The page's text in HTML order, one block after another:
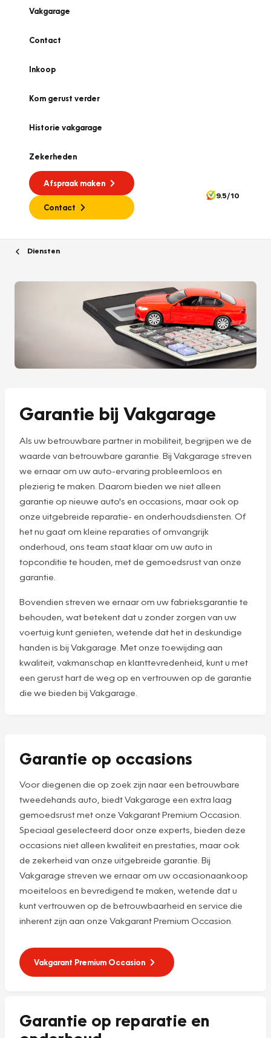
Vakgarage
Contact
Inkoop
Kom gerust verder
Historie vakgarage
Zekerheden
Afspraak maken
Contact
9.5/10
Diensten
Garantie bij Vakgarage
Als uw betrouwbare partner in mobiliteit, begrijpen we de
waarde van betrouwbare garantie. Bij Vakgarage streven
we ernaar om uw auto-ervaring probleemloos en
plezierig te maken. Daarom bieden we niet alleen
garantie op nieuwe auto's en occasions, maar ook op
onze uitgebreide reparatie- en onderhoudsdiensten. Of
het nu gaat om kleine reparaties of omvangrijk
onderhoud, ons team staat klaar om uw auto in
topconditie te houden, met de gemoedsrust van onze
garantie.
Bovendien streven we ernaar om uw fabrieksgarantie te
behouden, wat betekent dat u zonder zorgen van uw
voertuig kunt genieten, wetende dat het in deskundige
handen is bij Vakgarage. Met onze toewijding aan
kwaliteit, vakmanschap en klanttevredenheid, kunt u met
een gerust hart de weg op en vertrouwen op de garantie
die we bieden bij Vakgarage.
Garantie op occasions
Voor diegenen die op zoek zijn naar een betrouwbare
tweedehands auto, biedt Vakgarage een extra laag
gemoedsrust met onze Vakgarant Premium Occasion.
Speciaal geselecteerd door onze experts, bieden deze
occasions niet alleen kwaliteit en prestaties, maar ook
de zekerheid van onze uitgebreide garantie. Bij
Vakgarage streven we ernaar om uw occasionaankoop
moeiteloos en bevredigend te maken, wetende dat u
kunt vertrouwen op de betrouwbaarheid en service die
inherent zijn aan onze Vakgarant Premium Occasion.
Vakgarant Premium Occasion
Garantie op reparatie en